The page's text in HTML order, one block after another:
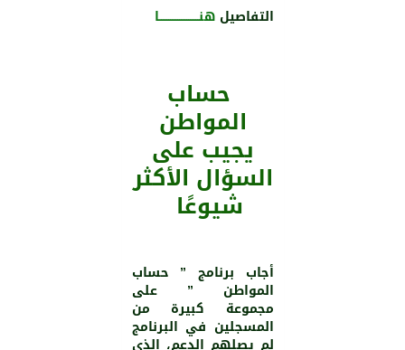
التفاصيلهنــــــــــــــــــــــا
حساب
المواطن
يجيب على
السؤال الأكثر
شيوعًا
أجاب برنامج ” حساب
المواطن ” على
مجموعة كبيرة من
المسجلين في البرنامج